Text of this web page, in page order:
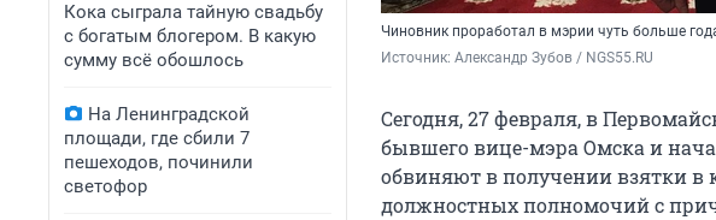
Кока сыграла тайную свадьбу
с богатым блогером. В какую
сумму всё обошлось
На Ленинградской
площади, где сбили 7
пешеходов, починили
светофор
Чиновник проработал в мэрии чуть больше
Источник: Александр Зубов / NGS55.RU
Сегодня, 27 февраля, в
бывшего вице-мэра Омска и
обвиняют в получении взятки
должностных полномочий с